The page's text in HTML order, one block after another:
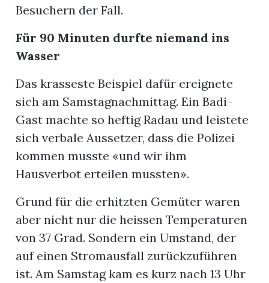
Besuchern der Fall.
Für 90 Minuten durfte niemand ins
Wasser
Das krasseste Beispiel dafür ereignete
sich am Samstagnachmittag. Ein Badi-
Gast machte so heftig Radau und leistete
sich verbale Aussetzer, dass die Polizei
kommen musste «und wir ihm
Hausverbot erteilen mussten».
Grund für die erhitzten Gemüter waren
aber nicht nur die heissen Temperaturen
von 37 Grad. Sondern ein Umstand, der
auf einen Stromausfall zurückzuführen
ist. Am Samstag kam es kurz nach 13 Uhr